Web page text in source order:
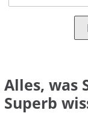
Alles, was
Superb